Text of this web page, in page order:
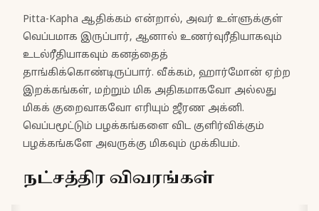
Pitta-Kapha ஆதிக்கம் என்றால், அவர் உள்ளுக்குள்
வெப்பமாக இருப்பார், ஆனால் உணர்வுரீதியாகவும்
உடல்ரீதியாகவும் கனத்தைத்
தாங்கிக்கொண்டிருப்பார். வீக்கம், ஹார்மோன் ஏற்ற
இறக்கங்கள், மற்றும் மிக அதிகமாகவோ அல்லது
மிகக் குறைவாகவோ எரியும் ஜீரண அக்னி.
வெப்பமூட்டும் பழக்கங்களை விட குளிர்விக்கும்
பழக்கங்களே அவருக்கு மிகவும் முக்கியம்.
நட்சத்திர விவரங்கள்